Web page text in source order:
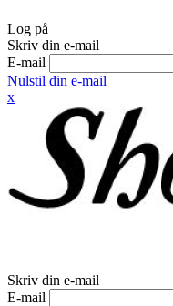
Log på
Skriv din e-mail
E-mail
Nulstil din e-mail
x
Skriv din e-mail
E-mail